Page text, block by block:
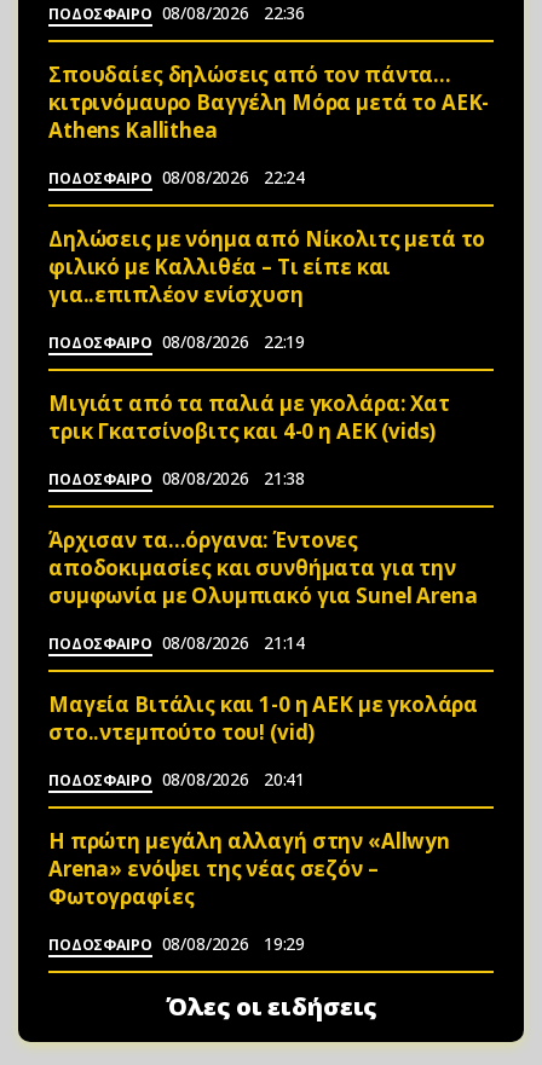
ΠΟΔΟΣΦΑΙΡΟ 08/08/2026 22:36
Σπουδαίες δηλώσεις από τον πάντα…
κιτρινόμαυρο Βαγγέλη Μόρα μετά το ΑΕΚ-
Athens Kallithea
ΠΟΔΟΣΦΑΙΡΟ 08/08/2026 22:24
Δηλώσεις με νόημα από Νίκολιτς μετά το
φιλικό με Καλλιθέα – Τι είπε και
για..επιπλέον ενίσχυση
ΠΟΔΟΣΦΑΙΡΟ 08/08/2026 22:19
Μιγιάτ από τα παλιά με γκολάρα: Χατ
τρικ Γκατσίνοβιτς και 4-0 η ΑΕΚ (vids)
ΠΟΔΟΣΦΑΙΡΟ 08/08/2026 21:38
Άρχισαν τα…όργανα: Έντονες
αποδοκιμασίες και συνθήματα για την
συμφωνία με Ολυμπιακό για Sunel Arena
ΠΟΔΟΣΦΑΙΡΟ 08/08/2026 21:14
Μαγεία Βιτάλις και 1-0 η ΑΕΚ με γκολάρα
στο..ντεμπούτο του! (vid)
ΠΟΔΟΣΦΑΙΡΟ 08/08/2026 20:41
Η πρώτη μεγάλη αλλαγή στην «Αllwyn
Arena» ενόψει της νέας σεζόν –
Φωτoγραφίες
ΠΟΔΟΣΦΑΙΡΟ 08/08/2026 19:29
Όλες οι ειδήσεις